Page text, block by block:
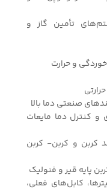
تأمین گاز و
و حرارت
صنعتی دما بالا
و كنترل دما مایعات
كربن و كربن- كربن
پایه قیر و فنولیك
كابل‌های فعلی،